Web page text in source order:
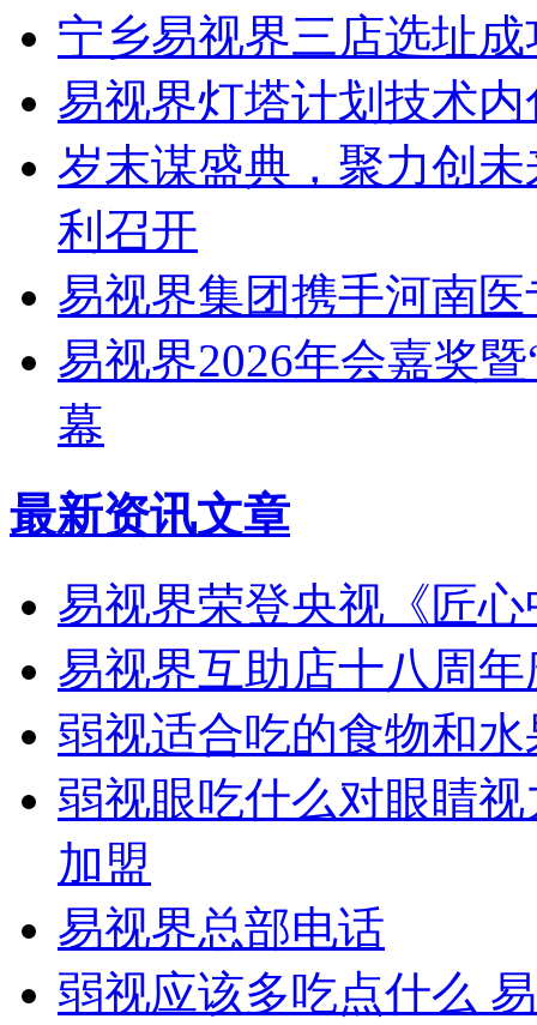
宁乡易视界三店选址
易视界灯塔计划技术
岁末谋盛典，聚力创
利召开
易视界集团携手河南
易视界2026年会嘉奖
幕
最新资讯文章
易视界荣登央视《匠
易视界互助店十八周
弱视适合吃的食物和
弱视眼吃什么对眼睛
加盟
易视界总部电话
弱视应该多吃点什么